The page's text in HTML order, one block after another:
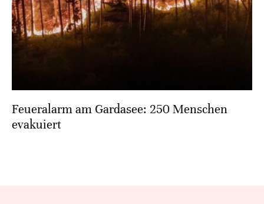
Feueralarm am Gardasee: 250 Menschen
evakuiert